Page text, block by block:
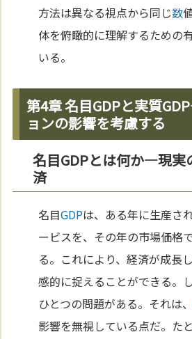
方法は異なる視点から同じ数
体を俯瞰的に理解するための
いる。
第4章 名目GDPと実質
ョンの影響を考慮する
名目GDPとは何か—現実
済
名目GDPは、ある年に生産さ
ービスを、その年の市場価格
る。これにより、経済が成長
感的に捉えることができる。
ひとつの問題がある。それは、
影響を無視している点だ。たと